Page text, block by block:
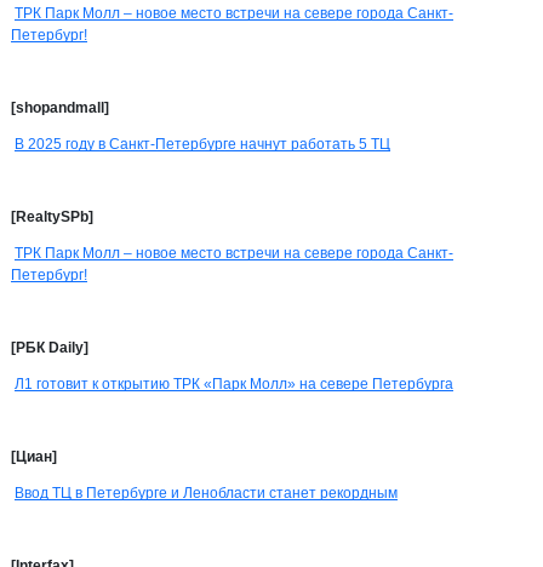
ТРК Парк Молл – новое место встречи на севере города Санкт-
Петербург!
[shopandmall]
В 2025 году в Санкт-Петербурге начнут работать 5 ТЦ
[RealtySPb]
ТРК Парк Молл – новое место встречи на севере города Санкт-
Петербург!
[РБК Daily]
Л1 готовит к открытию ТРК «Парк Молл» на севере Петербурга
[Циан]
Ввод ТЦ в Петербурге и Ленобласти станет рекордным